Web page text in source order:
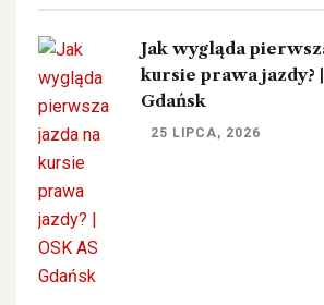
Jak wygląda
kursie prawa jazdy? |
Gdańsk
25 LIPCA, 2026